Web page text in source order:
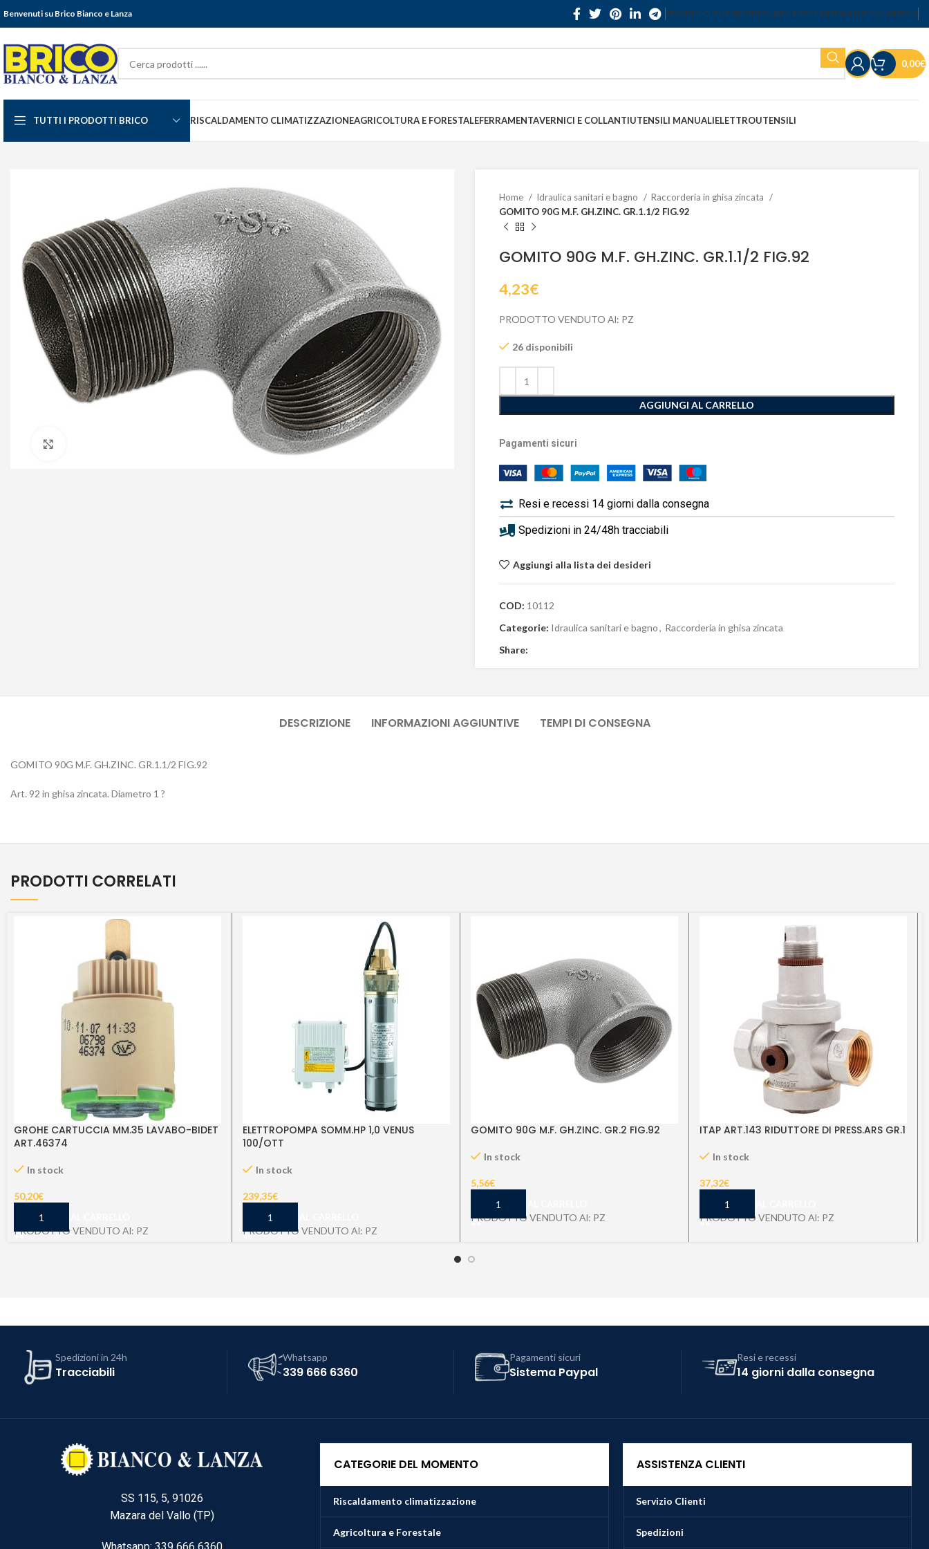
Benvenuti su Brico Bianco e Lanza SERVIZIO CLIENTISPEDIZIONIRESI E RECESSITERMINI E CONDIZIONI
0,00€
TUTTI I PRODOTTI BRICO RISCALDAMENTO CLIMATIZZAZIONEAGRICOLTURA E FORESTALEFERRAMENTAVERNICI E COLLANTIUTENSILI MANUALIELETTROUTENSILI
Home Idraulica sanitari e bagno
Raccorderia in ghisa zincata
GOMITO 90G M.F. GH.ZINC. GR.1.1/2 FIG.92
GOMITO 90G M.F. GH.ZINC. GR.1.1/2 FIG.92
4,23€
PRODOTTO VENDUTO Al: PZ
26 disponibili
AGGIUNGI AL CARRELLO
Pagamenti sicuri
Resi e recessi 14 giorni dalla consegna
Spedizioni in 24/48h tracciabili
Aggiungi alla lista dei desideri
COD: 10112
Categorie: Idraulica sanitari e bagno, Raccorderia in ghisa zincata
Share:
DESCRIZIONE INFORMAZIONI AGGIUNTIVE TEMPI DI CONSEGNA
GOMITO 90G M.F. GH.ZINC. GR.1.1/2 FIG.92
Art. 92 in ghisa zincata. Diametro 1 ?
PRODOTTI CORRELATI
GROHE CARTUCCIA MM.35 LAVABO-BIDET
ART.46374
In stock
50,20€
AGGIUNGI AL CARRELLO
PRODOTTO VENDUTO Al: PZ
ELETTROPOMPA SOMM.HP 1,0 VENUS
100/OTT
In stock
239,35€
AGGIUNGI AL CARRELLO
PRODOTTO VENDUTO Al: PZ
GOMITO 90G M.F. GH.ZINC. GR.2 FIG.92
In stock
5,56€
AGGIUNGI AL CARRELLO
PRODOTTO VENDUTO Al: PZ
ITAP ART.143 RIDUTTORE DI PRESS.ARS GR.1
In stock
37,32€
AGGIUNGI AL CARRELLO
PRODOTTO VENDUTO Al: PZ
Spedizioni in 24h
Tracciabili
Whatsapp
339 666 6360
Pagamenti sicuri
Sistema Paypal
Resi e recessi
14 giorni dalla consegna
SS 115, 5, 91026
Mazara del Vallo (TP)
CATEGORIE DEL MOMENTO
Riscaldamento climatizzazione
Agricoltura e Forestale
ASSISTENZA CLIENTI
Servizio Clienti
Spedizioni